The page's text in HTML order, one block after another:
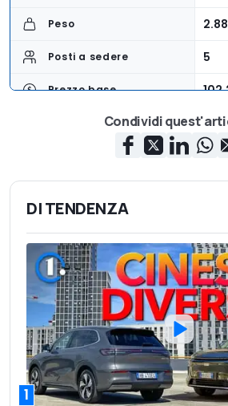
Peso
Posti a sedere 5
Prezzo base
Condividi
DI TENDENZA
1